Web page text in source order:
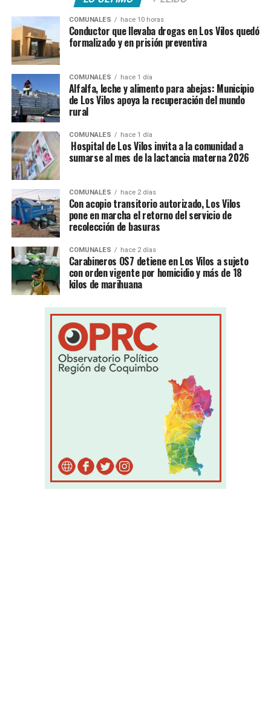
COMUNALES hace 10 horas
Conductor que llevaba drogas en Los Vilos quedó
formalizado y en prisión preventiva
COMUNALES hace 1 día
Alfalfa, leche y alimento para abejas: Municipio
de Los Vilos apoya la recuperación del mundo
rural
COMUNALES hace 1 día
Hospital de Los Vilos invita a la comunidad a
sumarse al mes de la lactancia materna 2026
COMUNALES hace 2 días
Con acopio transitorio autorizado, Los Vilos
pone en marcha el retorno del servicio de
recolección de basuras
COMUNALES hace 2 días
Carabineros OS7 detiene en Los Vilos a sujeto
con orden vigente por homicidio y más de 18
kilos de marihuana